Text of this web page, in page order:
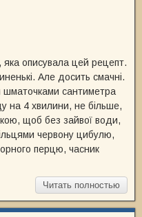
яка описувала цей рецепт.
Але досить смачні.
шматочками сантиметра
на 4 хвилини, не більше,
щоб без зайвої води,
червону цибулю,
перцю, часник
Читать полностью